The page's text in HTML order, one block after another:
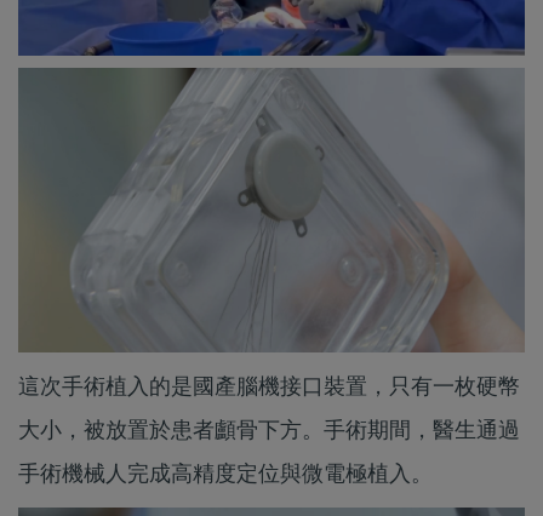
這次手術植入的是國產腦機接口裝置，只有一枚硬幣
大小，被放置於患者顱骨下方。手術期間，醫生通過
手術機械人完成高精度定位與微電極植入。